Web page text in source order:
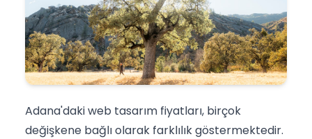
Adana'daki web tasarım fiyatları, birçok
değişkene bağlı olarak farklılık göstermektedir.